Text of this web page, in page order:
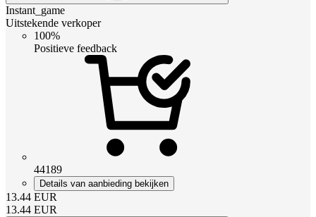
Instant_game
Uitstekende verkoper
100%
Positieve feedback
44189
Details van aanbieding bekijken
13.44 EUR
13.44 EUR